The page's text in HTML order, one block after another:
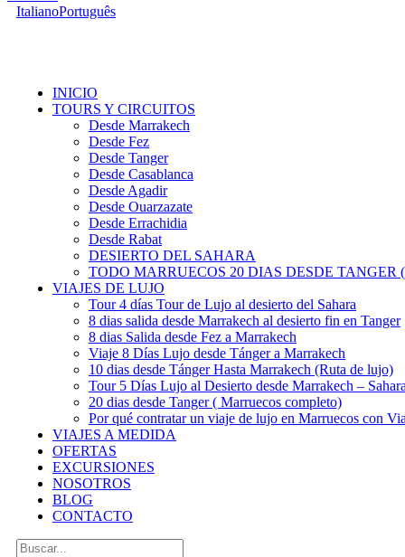
ItalianoPortuguês
INICIO
TOURS Y CIRCUITOS
Desde Marrakech
Desde Fez
Desde Tanger
Desde Casablanca
Desde Agadir
Desde Ouarzazate
Desde Errachidia
Desde Rabat
DESIERTO DEL SAHARA
TODO MARRUECOS 20 DIAS DESDE TANGER
VIAJES DE LUJO
Tour 4 días Tour de Lujo al desierto del Sahara
8 dias salida desde Marrakech al desierto fin en Tanger
8 dias Salida desde Fez a Marrakech
Viaje 8 Días Lujo desde Tánger a Marrakech
10 dias desde Tánger Hasta Marrakech (Ruta de lujo)
Tour 5 Días Lujo al Desierto desde Marrakech –
20 dias desde Tanger ( Marruecos completo)
Por qué contratar un viaje de lujo en Marruecos con
VIAJES A MEDIDA
OFERTAS
EXCURSIONES
NOSOTROS
BLOG
CONTACTO